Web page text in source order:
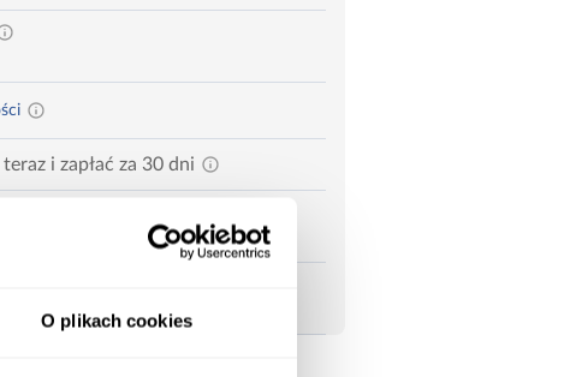
O plikach cookies
teraz i zapłać za 30 dni